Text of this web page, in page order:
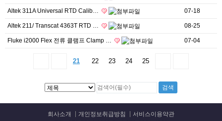
Altek 311A Universal RTD Calib… 07-18
Altek 211/ Transcat 4363T RTD … 08-25
Fluke i2000 Flex 전류 클램프 Clamp … 07-04
21 22 23 24 25
회사소개 개인정보취급방침
서비스이용약관